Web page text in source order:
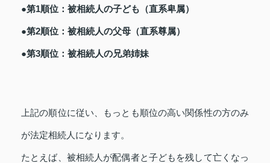
●第1順位：被相続人の子ども（直系卑属）
●第2順位：被相続人の父母（直系尊属）
●第3順位：被相続人の兄弟姉妹
上記の順位に従い、もっとも順位の高い関係性の方のみ
が法定相続人になります。
たとえば、被相続人が配偶者と子どもを残して亡くなっ